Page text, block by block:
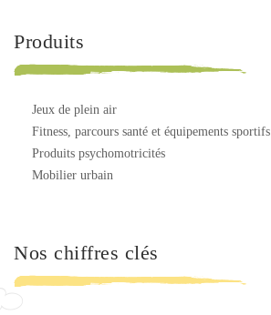
Produits
jeux de plein air
fitness, parcours santé et équipements sportifs
produits psychomotricités
mobilier urbain
Nos chiffres clés